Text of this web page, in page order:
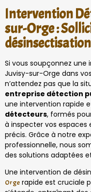
Intervention
sur-Orge :
désinsectisation
Si vous soupçonnez
Juvisy-sur-Orge dans
n’attendez pas que la
entreprise détection
une intervention rapide
détecteurs, formés
à inspecter vos espaces
précis. Grâce à notre
professionnelle, nous
des solutions adaptées
Une intervention de
Orge rapide est cruciale